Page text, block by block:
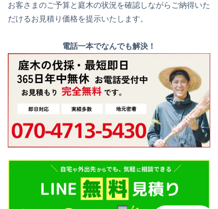
お客さまのご予算と庭木の状況を確認しながらご納得いた
だけるお見積り価格を提示いたします。
電話一本でなんでも解決！